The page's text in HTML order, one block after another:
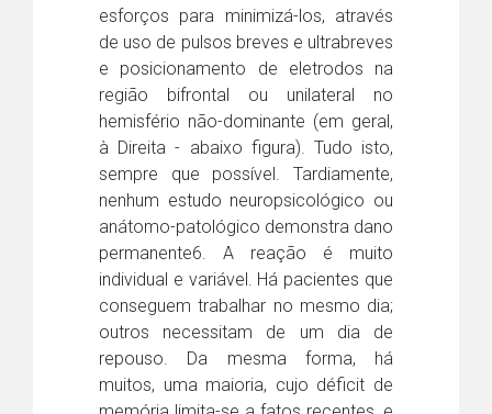
esforços para minimizá-los, através
de uso de pulsos breves e ultrabreves
e posicionamento de eletrodos na
região bifrontal ou unilateral no
hemisfério não-dominante (em geral,
à Direita - abaixo figura). Tudo isto,
sempre que possível. Tardiamente,
nenhum estudo neuropsicológico ou
anátomo-patológico demonstra dano
permanente6. A reação é muito
individual e variável. Há pacientes que
conseguem trabalhar no mesmo dia;
outros necessitam de um dia de
repouso. Da mesma forma, há
muitos, uma maioria, cujo déficit de